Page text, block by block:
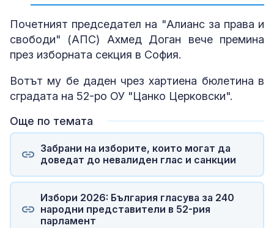
Почетният председател на "Алианс за права и
свободи" (АПС) Ахмед Доган вече премина
през изборната секция в София.
Вотът му бе даден чрез хартиена бюлетина в
сградата на 52-ро ОУ "Цанко Церковски".
Още по темата
Забрани на изборите, които могат да
доведат до невалиден глас и санкции
Избори 2026: България гласува за 240
народни представители в 52-рия
парламент